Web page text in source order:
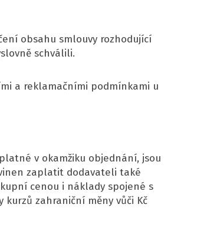
obsahu smlouvy rozhodující
schválili.
a reklamačními podmínkami u
v okamžiku objednání, jsou
zaplatit dodavateli také
cenou i náklady spojené s
zahraniční měny vůči Kč